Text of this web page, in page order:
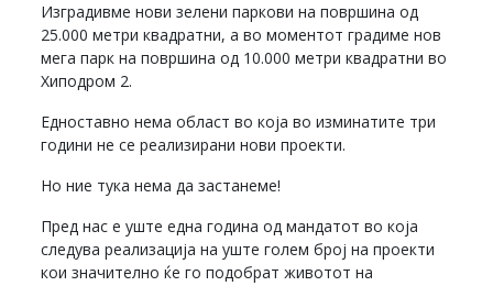
Изградивме нови зелени паркови на површина од
25.000 метри квадратни, а во моментот градиме нов
мега парк на површина од 10.000 метри квадратни во
Хиподром 2.
Едноставно нема област во која во изминатите три
години не се реализирани нови проекти.
Но ние тука нема да застанеме!
Пред нас е уште една година од мандатот во која
следува реализација на уште голем број на проекти
кои значително ќе го подобрат животот на